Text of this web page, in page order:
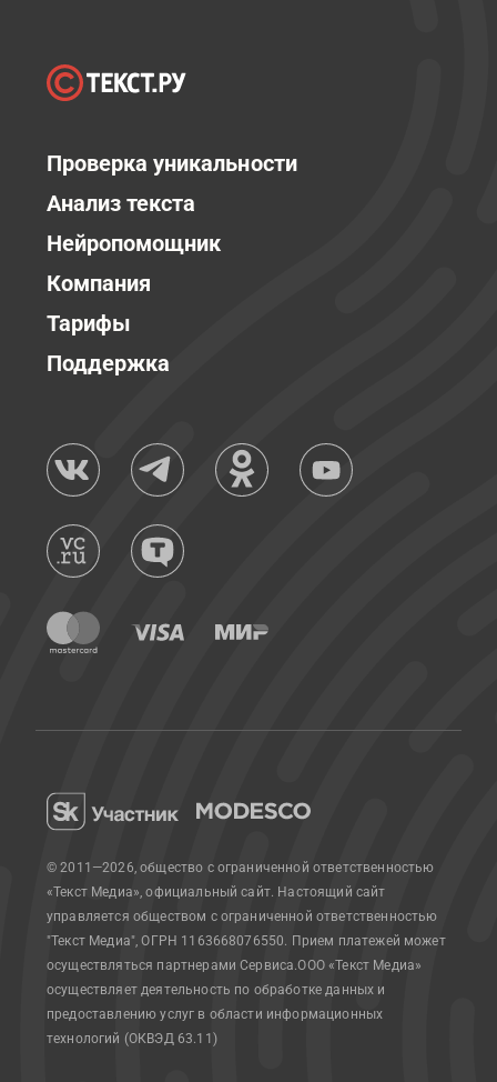
Проверка уникальности
Анализ текста
Нейропомощник
Компания
Тарифы
Поддержка
© 2011—2026, общество с ограниченной ответственностью
«Текст Медиа», официальный сайт. Настоящий сайт
управляется обществом с ограниченной ответственностью
"Текст Медиа", ОГРН 1163668076550. Прием платежей может
осуществляться партнерами Сервиса.ООО «Текст Медиа»
осуществляет деятельность по обработке данных и
предоставлению услуг в области информационных
технологий (ОКВЭД 63.11)